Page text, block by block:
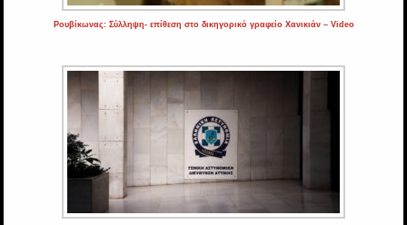
Ρουβίκωνας: Σύλληψη- επίθεση στο δικηγορικό γραφείο Χανικιάν – Video